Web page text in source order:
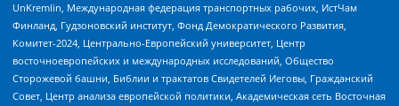
UnKremlin, Международная федерация транспортных рабочих, ИстЧам
Финланд, Гудзоновский институт, Фонд Демократического Развития,
Комитет-2024, Центрально-Европейский университет, Центр
восточноевропейских и международных исследований, Общество
Сторожевой башни, Библии и трактатов Свидетелей Иеговы, Гражданский
Совет, Центр анализа европейской политики, Академическая сеть Восточная